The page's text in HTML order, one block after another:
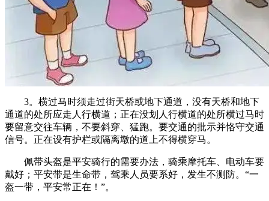
3。横过马时须走过街天桥或地下通道，没有天桥和地下
通道的处所应走人行横道；正在没划人行横道的处所横过马时
要留意交往车辆，不要斜穿、猛跑。要交通的批示并恪守交通
信号。正在设有护栏或隔离墩的道上不得横穿马。
佩带头盔是平安骑行的需要办法，骑乘摩托车、电动车要
戴好；平安带是生命带，驾乘人员要系好，发生不测防。“一
盔一带，平安常正在！”。